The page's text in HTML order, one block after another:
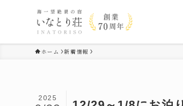
ホーム 新着情報
2025